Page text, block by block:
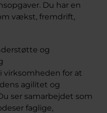
Du har en
vækst, fremdrift,
og
virksomheden for at
agilitet og
ser samarbejdet som
faglige,